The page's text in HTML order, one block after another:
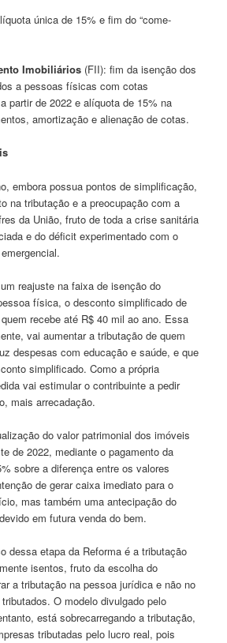
única de 15% e fim do “come-
Imobiliários (FII): fim da isenção dos
a pessoas físicas com cotas
partir de 2022 e alíquota de 15% na
amortização e alienação de cotas.
embora possua pontos de simplificação,
na tributação e a preocupação com a
da União, fruto de toda a crise sanitária
e do déficit experimentado com o
reajuste na faixa de isenção do
física, o desconto simplificado de
recebe até R$ 40 mil ao ano. Essa
vai aumentar a tributação de quem
despesas com educação e saúde, e que
simplificado. Como a própria
vai estimular o contribuinte a pedir
mais arrecadação.
do valor patrimonial dos imóveis
de 2022, mediante o pagamento da
sobre a diferença entre os valores
de gerar caixa imediato para o
mas também uma antecipação do
em futura venda do bem.
dessa etapa da Reforma é a tributação
isentos, fruto da escolha do
a tributação na pessoa jurídica e não no
O modelo divulgado pelo
está sobrecarregando a tributação,
tributadas pelo lucro real, pois